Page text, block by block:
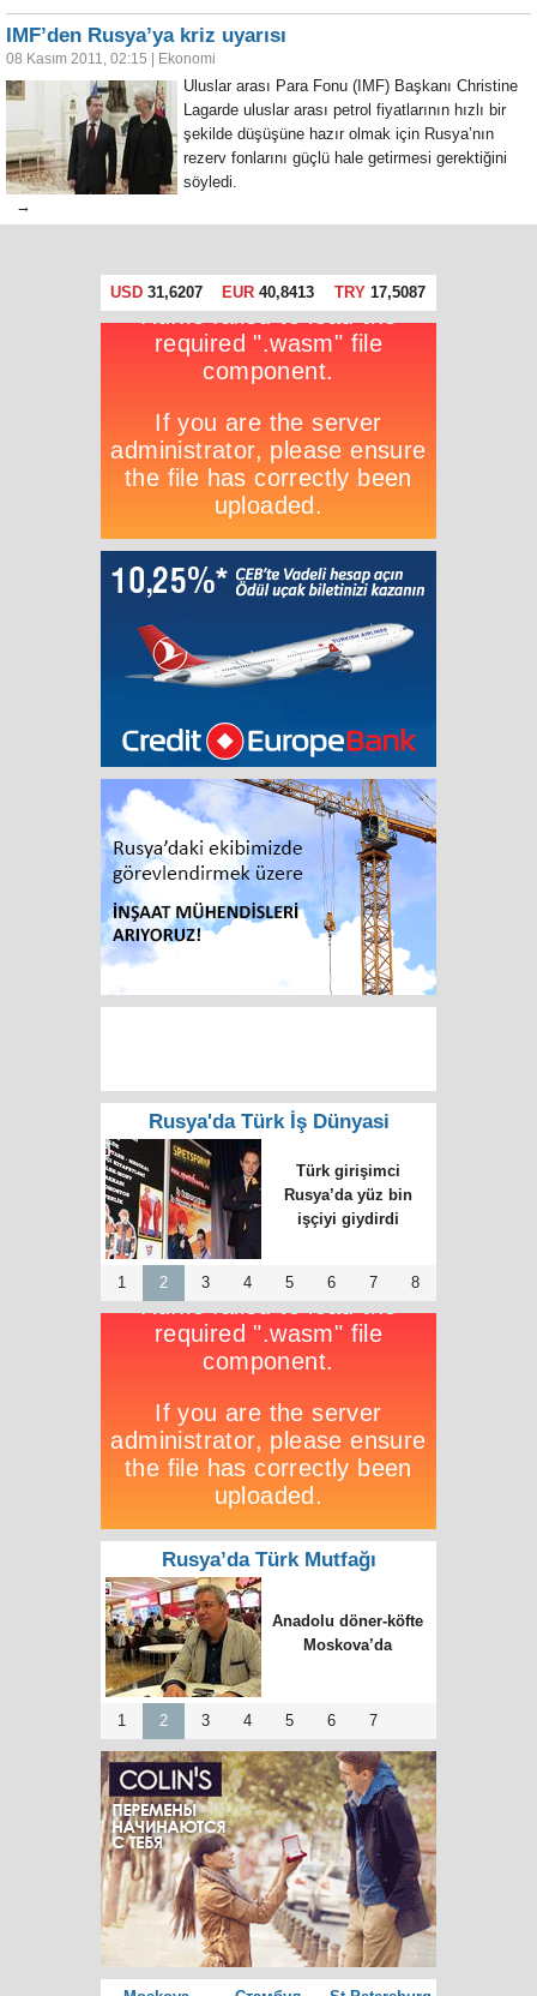
IMF’den Rusya’ya kriz uyarısı
08 Kasım 2011, 02:15 Ekonomi
Uluslar arası Para Fonu (IMF) Başkanı Christine
Lagarde uluslar arası petrol fiyatlarının hızlı bir
şekilde düşüşüne hazır olmak için Rusya’nın
rezerv fonlarını güçlü hale getirmesi gerektiğini
söyledi.
→
USD 31,6207 EUR 40,8413 TRY 17,5087
Rusya'da Türk İş Dünyasi
Rusya’da emlak kralı
listesinde üç Türk
1 2 3 4 5 6 7 8
Rusya’da Türk Mutfağı
Anadolu döner-köfte
Moskova’da
1 2 3 4 5 6 7